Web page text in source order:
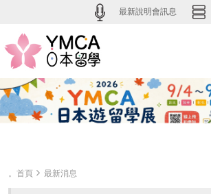
最新說明會訊息
。首頁 最新消息